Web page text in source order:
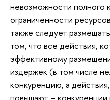
невозможности полного
ограниченности
также следует
том, что все действия,
эффективному
издержек (в том числе
конкуренцию, а